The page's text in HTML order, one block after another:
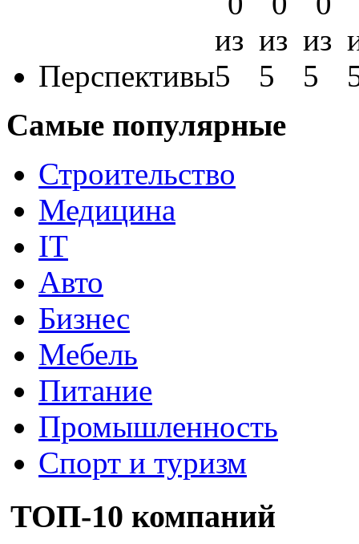
Перспективы
Самые популярные
Строительство
Медицина
IT
Авто
Бизнес
Мебель
Питание
Промышленность
Спорт и туризм
ТОП-10 компаний